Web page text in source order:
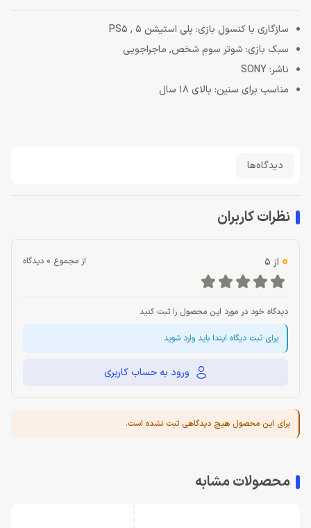
سازگاری با کنسول بازی: پلی استیشن 5 , PS5
سبک بازی: شوتر سوم شخص, ماجراجویی
ناشر: SONY
مناسب برای سنین: بالای 18 سال
دیدگاه‌ها
نظرات کاربران
0 از 5 از مجموع 0 دیدگاه
دیدگاه خود در مورد این محصول را ثبت کنید
برای ثبت دیگاه ایندا باید وارد شوید
ورود به حساب کاربری
برای این محصول هیچ دیدگاهی ثبت نشده است.
محصولات مشابه